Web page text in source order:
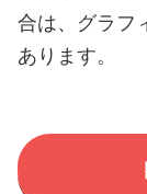
合は、グラフ
あります。